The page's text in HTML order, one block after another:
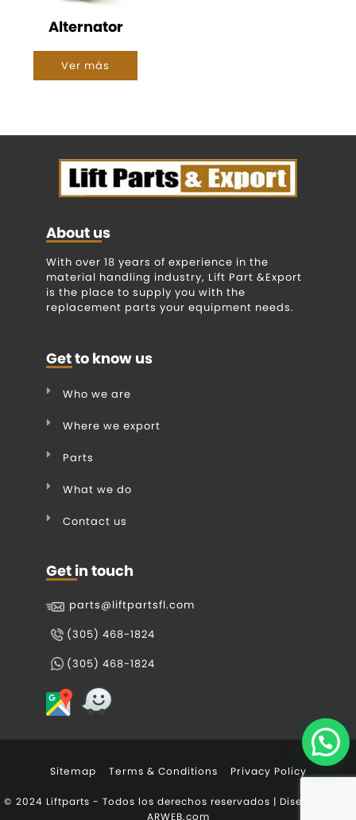
Alternator
Ver más
About us
With over 18 years of experience in the
material handling industry, Lift Part &Export
is the place to supply you with the
replacement parts your equipment needs.
Get to know us
Who we are
Where we export
Parts
What we do
Contact us
Get in touch
parts@liftpartsfl.com
(305) 468-1824
(305) 468-1824
Sitemap Terms & Conditions Privacy Policy
© 2024 Liftparts - Todos los derechos reservados | Diseñado por
ARWEB.com